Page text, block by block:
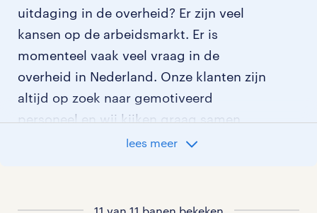
uitdaging in de overheid? Er zijn veel
kansen op de arbeidsmarkt. Er is
momenteel vaak veel vraag in de
overheid in Nederland. Onze klanten zijn
altijd op zoek naar gemotiveerd
personeel en wij kijken graag samen
met je naar de organisatie die het beste
lees meer